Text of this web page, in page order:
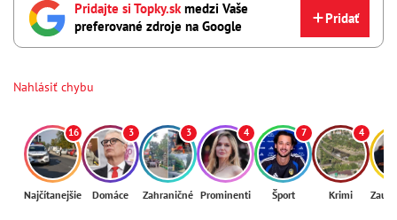
Pridajte si Topky.skmedzi Vaše
preferované zdroje na Google
Pridať
Nahlásiť chybu
16
Najčítanejšie
3
Domáce
3
Zahraničné
4
Prominenti
7
Šport
4
Krimi